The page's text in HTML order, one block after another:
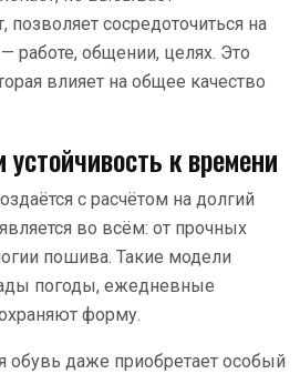
позволяет сосредоточиться на
работе, общении, целях. Это
влияет на общее качество
к времени
с расчётом на долгий
во всём: от прочных
пошива. Такие модели
погоды, ежедневные
форму.
даже приобретает особый